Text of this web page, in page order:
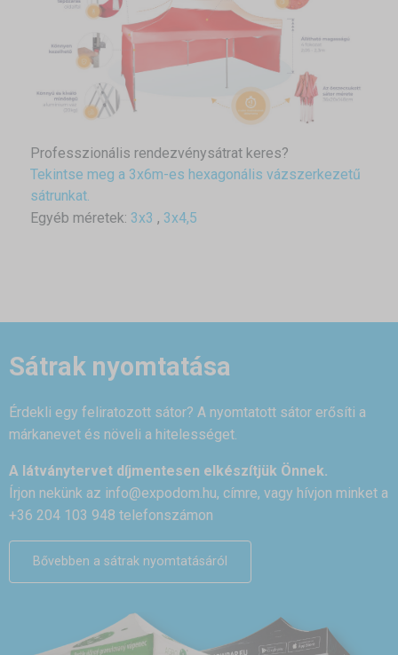
Professzionális rendezvénysátrat keres?
Tekintse meg a 3x6m-es hexagonális vázszerkezetű
sátrunkat.
Egyéb méretek: 3x3 , 3x4,5
Sátrak nyomtatása
Érdekli egy feliratozott sátor? A nyomtatott sátor erősíti a
márkanevet és növeli a hitelességet.
A látványtervet díjmentesen elkészítjük Önnek.
Írjon nekünk az info@expodom.hu, címre, vagy hívjon minket a
+36 204 103 948 telefonszámon
Bővebben a sátrak nyomtatásáról